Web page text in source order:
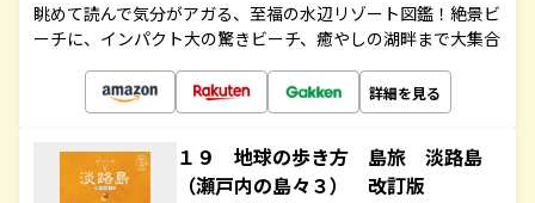
眺めて読んで気分がアガる、至福の水辺リゾート図鑑！絶景ビ
ーチに、インパクト大の驚きビーチ、癒やしの湖畔まで大集合
詳細を見る
１９ 地球の歩き方 島旅 淡路島
（瀬戸内の島々３） 改訂版